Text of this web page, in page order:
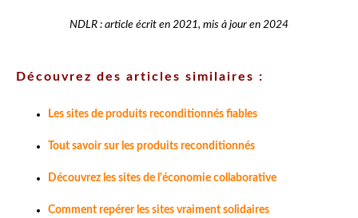
NDLR : article écrit en 2021, mis à jour en 2024
Découvrez des articles similaires :
Les sites de produits reconditionnés fiables
Tout savoir sur les produits reconditionnés
Découvrez les sites de l'économie collaborative
Comment repérer les sites vraiment solidaires